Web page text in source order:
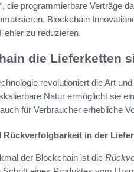
die programmierbare Verträge
Blockchain
zu reduzieren.
die Lieferketten
revolutioniert die Art
Natur ermöglicht sie
für Verbraucher erhebliche
Rückverfolgbarkeit in der
der Blockchain ist die